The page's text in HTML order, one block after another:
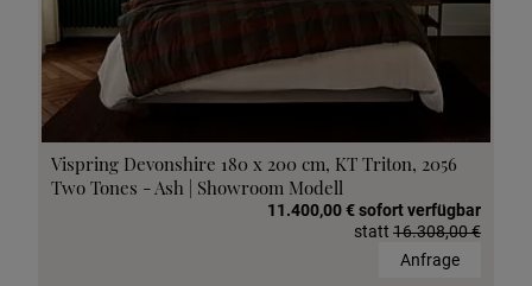
Vispring Devonshire 180 x 200 cm, KT Triton, 2056
Two Tones - Ash | Showroom Modell
11.400,00 € sofort verfügbar
statt 16.308,00 €
Anfrage